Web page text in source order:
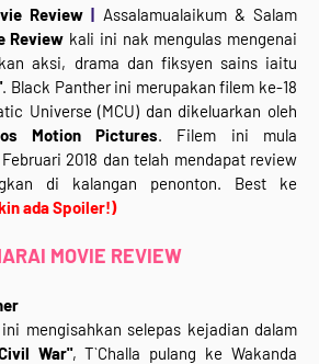
Review | Assalamualaikum & Salam
Review kali ini nak mengulas mengenai
aksi, drama dan fiksyen sains iaitu
. Black Panther ini merupakan filem ke-18
Universe (MCU) dan dikeluarkan oleh
Motion Pictures. Filem
ini mula
2018 dan telah mendapat review
di kalangan penonton. Best ke
ada Spoiler!)
MOVIE REVIEW
mengisahkan selepas kejadian dalam
War", T`Challa pulang ke Wakanda